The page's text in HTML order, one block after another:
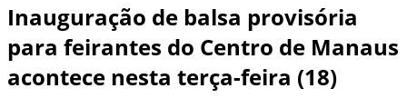
Inauguração de balsa provisória
para feirantes do Centro de Manaus
acontece nesta terça-feira (18)